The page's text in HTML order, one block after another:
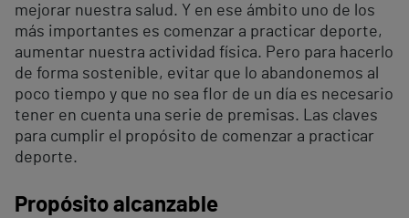
mejorar nuestra salud. Y en ese ámbito uno de los
más importantes es comenzar a practicar deporte,
aumentar nuestra actividad física. Pero para hacerlo
de forma sostenible, evitar que lo abandonemos al
poco tiempo y que no sea flor de un día es necesario
tener en cuenta una serie de premisas. Las claves
para cumplir el propósito de comenzar a practicar
deporte.
Propósito alcanzable